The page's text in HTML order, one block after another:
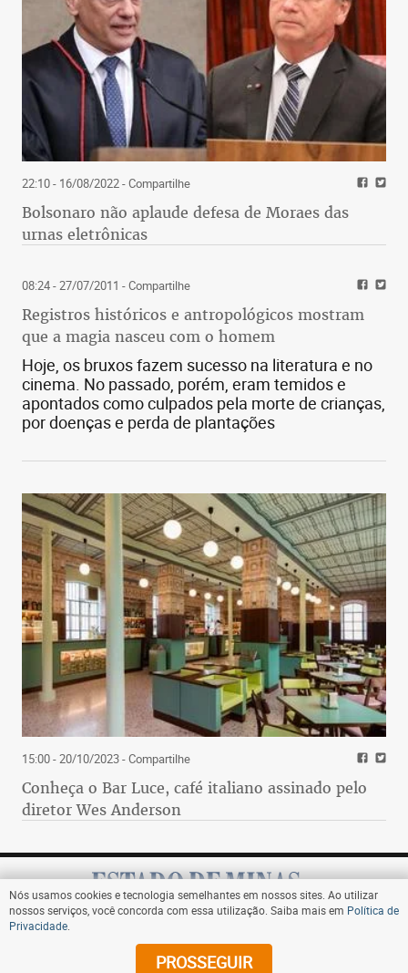
22:10 - 16/08/2022- Compartilhe
Bolsonaro não aplaude defesa de Moraes das
urnas eletrônicas
08:24 - 27/07/2011 - Compartilhe
Registros históricos e antropológicos mostram
que a magia nasceu com o homem
Hoje, os bruxos fazem sucesso na literatura e no
cinema. No passado, porém, eram temidos e
apontados como culpados pela morte de crianças,
por doenças e perda de plantações
15:00 - 20/10/2023- Compartilhe
Conheça o Bar Luce, café italiano assinado pelo
diretor Wes Anderson
Assine
Nós usamos cookies e tecnologia semelhantes em nossos sites. Ao utilizar
nossos serviços, você concorda com essa utilização. Saiba mais em Política de
Privacidade
PROSSEGUIR